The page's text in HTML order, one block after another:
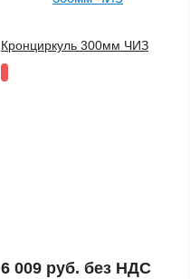
Кронциркуль 300мм ЧИЗ
6 009 руб. без НДС